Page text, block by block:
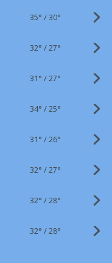
35° /30°
32° /27°
31° /27°
34° /25°
31° /26°
32° /27°
32° /28°
32° /28°